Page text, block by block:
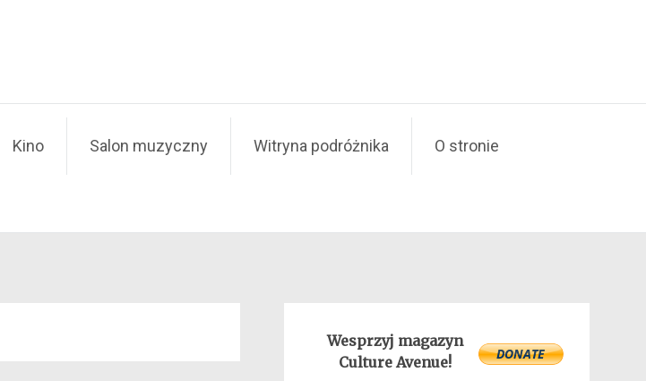
Kino Salon muzyczny Witryna podróżnika O stronie
Wesprzyj magazyn
Culture Avenue!